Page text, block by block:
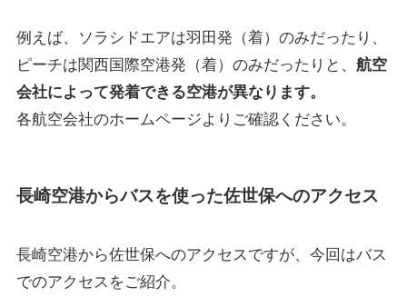
例えば、ソラシドエアは羽田発（着）のみだったり、
ピーチは関西国際空港発（着）のみだったりと、 航空
会社によって発着できる空港が異なります。
各航空会社のホームページよりご確認ください。
長崎空港からバスを使った佐世保へのアクセス
長崎空港から佐世保へのアクセスですが、今回はバス
でのアクセスをご紹介。